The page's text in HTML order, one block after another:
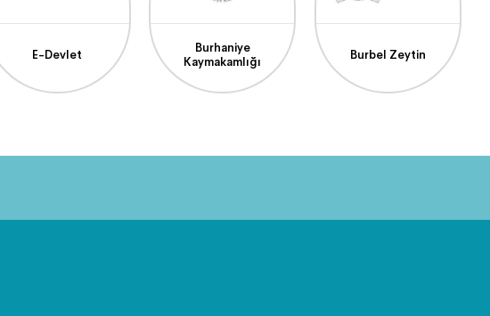
E-Devlet
Burhaniye
Kaymakamlığı
Burbel Zeytin